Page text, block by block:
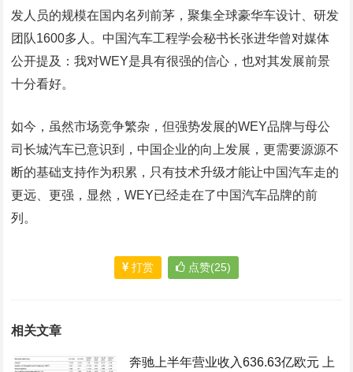
发人员的规模在国内名列前茅，聚集全球豪华车设计、研发
团队1600多人。中国汽车工程学会秘书长张进华曾对媒体
公开提及：我对WEY是具有很强的信心，也对其发展前景
十分看好。
如今，虽然市场竞争繁杂，但强势发展的WEY品牌与母公
司长城汽车已意识到，中国企业的向上发展，更需要源源不
断的基础支持作为积累，只有技术升级才能让中国汽车走的
更远、更强，显然，WEY已经走在了中国汽车品牌的前
列。
打赏 点赞(25)
相关文章
奔驰上半年营业收入636.63亿欧元 上